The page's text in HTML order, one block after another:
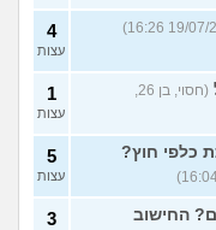
4
עצות
(חסוי, בן 26,
1
עצות
כלפי חוץ? 5
עצות
החישוב
3